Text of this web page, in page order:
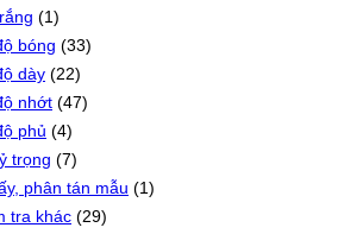
(1)
bóng (33)
dày (22)
nhớt (47)
phủ (4)
trọng (7)
phân tán mẫu (1)
tra khác (29)